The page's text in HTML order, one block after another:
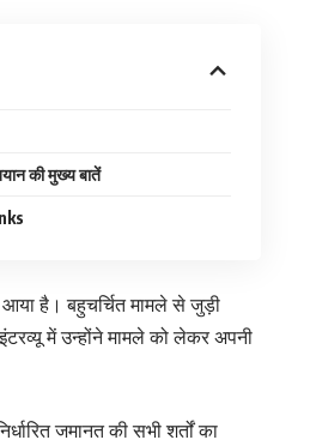
की मुख्य बातें
है। बहुचर्चित मामले से जुड़ी
में उन्होंने मामले को लेकर अपनी
जमानत की सभी शर्तों का